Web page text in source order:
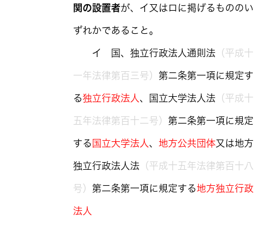
関の設置者が、イ又はロに掲げるもののい
ずれかであること。
イ 国、独立行政法人通則法 （平成十
一年法律第百三号） 第二条第一項に規定す
る独立行政法人 、国立大学法人法 （平成十
五年法律第百十二号） 第二条第一項に規定
する 国立大学法人 、地方公共団体又は地方
独立行政法人法 （平成十五年法律第百十八
号） 第二条第一項に規定する地方独立行政
法人